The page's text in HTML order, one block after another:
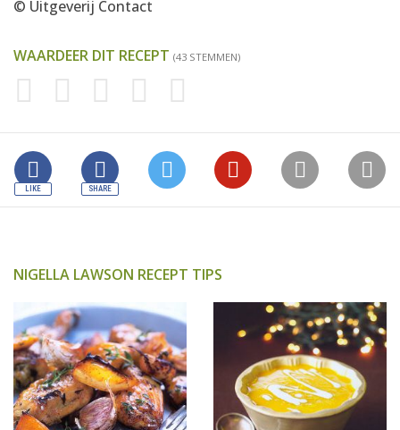
© Uitgeverij Contact
WAARDEER DIT RECEPT (43 STEMMEN)
NIGELLA LAWSON RECEPT TIPS